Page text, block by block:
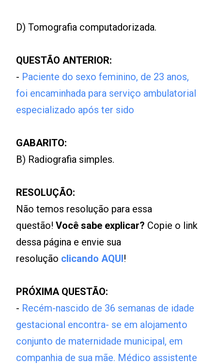
D) Tomografia computadorizada.
QUESTÃO ANTERIOR:
- Paciente do sexo feminino, de 23 anos,
foi encaminhada para serviço ambulatorial
especializado após ter sido
GABARITO:
B) Radiografia simples.
RESOLUÇÃO:
Não temos resolução para essa
questão!Você sabe explicar? Copie o link
dessa página e envie sua
resolução clicando AQUI!
PRÓXIMA QUESTÃO:
- Recém-nascido de 36 semanas de idade
gestacional encontra- se em alojamento
conjunto de maternidade municipal, em
companhia de sua mãe. Médico assistente